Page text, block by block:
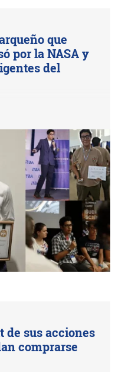
que
por la NASA y
del
de sus acciones
comprarse